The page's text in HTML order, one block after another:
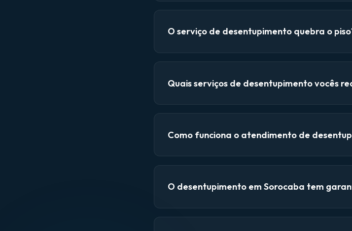
O serviço de desentupimento quebra o
Quais serviços de desentupimento vocês
Como funciona o atendimento de
O desentupimento em Sorocaba tem